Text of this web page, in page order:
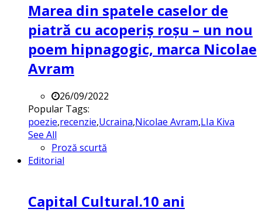
Marea din spatele caselor de
piatră cu acoperiș roșu – un nou
poem hipnagogic, marca Nicolae
Avram
26/09/2022
Popular Tags:
poezie,recenzie,Ucraina,Nicolae Avram,LIa Kiva
See All
Proză scurtă
Editorial
Capital Cultural.10 ani